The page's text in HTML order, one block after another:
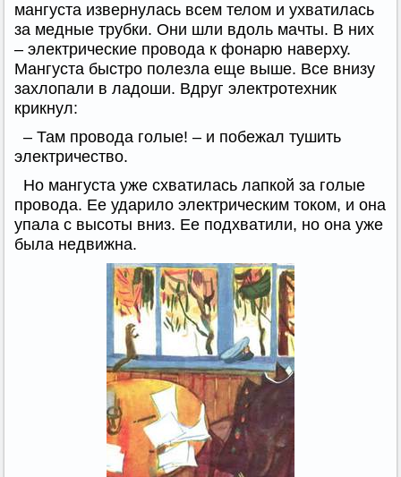
мангуста извернулась всем телом и ухватилась
за медные трубки. Они шли вдоль мачты. В них
– электрические провода к фонарю наверху.
Мангуста быстро полезла еще выше. Все внизу
захлопали в ладоши. Вдруг электротехник
крикнул:
– Там провода голые! – и побежал тушить
электричество.
Но мангуста уже схватилась лапкой за голые
провода. Ее ударило электрическим током, и она
упала с высоты вниз. Ее подхватили, но она уже
была недвижна.